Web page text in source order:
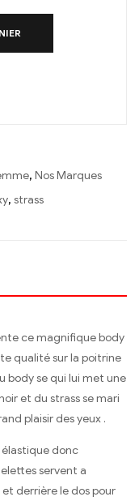
, Nos Marques
, strass
ce magnifique body
qualité sur la poitrine
body se qui lui met une
et du strass se mari
plaisir des yeux .
donc
servent a
derrière le dos pour